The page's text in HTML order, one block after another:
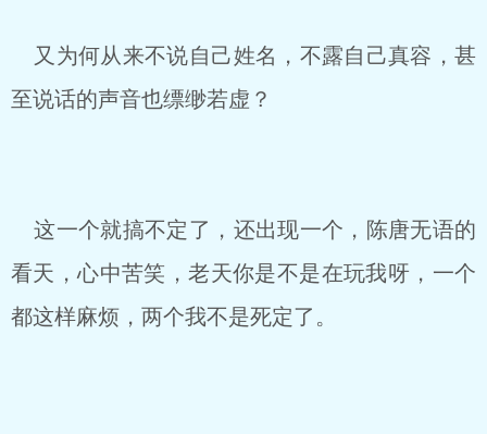
又为何从来不说自己姓名，不露自己真容，甚
至说话的声音也缥缈若虚？
这一个就搞不定了，还出现一个，陈唐无语的
看天，心中苦笑，老天你是不是在玩我呀，一个
都这样麻烦，两个我不是死定了。